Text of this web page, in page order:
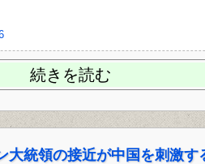
続きを読む
大統領の接近が中国を刺激す